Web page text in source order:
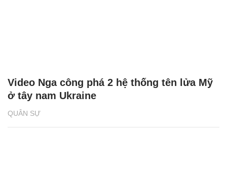
QUÂN SỰ
Video Nga công phá 2 hệ thống tên lửa Mỹ
ở tây nam Ukraine